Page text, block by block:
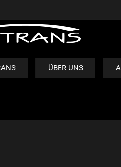
ÜBER UNS